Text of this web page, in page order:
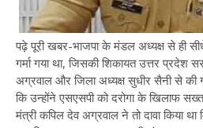
पढ़े पूरी खबर-भाजपा के मंडल अध्यक्ष से ही
गर्मा गया था, जिसकी शिकायत उत्तर प्रदेश
अग्रवाल और जिला अध्यक्ष सुधीर सैनी से की
कि उन्होंने एसएसपी को दरोगा के खिलाफ
मंत्री कपिल देव अग्रवाल ने तो दावा किया था